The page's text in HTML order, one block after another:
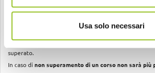
Usa solo necessari
Requisiti tecnici di fruizione
Dopo 72 ore dal primo accesso il corso, se non
disattivato. Non sarà più possibile seguirlo e verrà
superato.
In caso di non superamento di un corso non sarà